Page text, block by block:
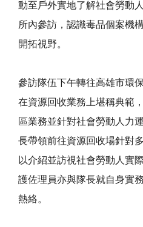
動至戶外實地了解社會勞動
所內參訪，認識毒品個案機
開拓視野。
參訪隊伍下午轉往高雄市環
在資源回收業務上堪稱典範
區業務並針對社會勞動人力
長帶領前往資源回收場針對
以介紹並訪視社會勞動人實
護佐理員亦與隊長就自身實
熱絡。